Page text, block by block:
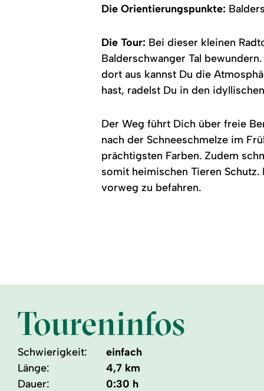
Die Orientierungspunkte:
Die Tour: Bei dieser kleinen
Balderschwanger Tal
dort aus kannst Du die
hast, radelst Du in den
Der Weg führt Dich über freie
nach der Schneeschmelze im
prächtigsten Farben. Zudem
somit heimischen Tieren
vorweg zu befahren.
Toureninfos
Schwierigkeit:
einfach
Länge:
4,7 km
Dauer:
0:30 h